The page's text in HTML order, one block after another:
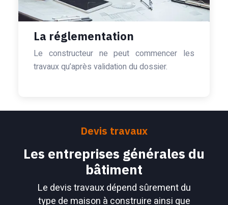
La réglementation
Le constructeur ne peut commencer les
travaux qu’après validation du dossier.
Devis travaux
Les entreprises générales du
bâtiment
Le devis travaux dépend sûrement du
type de maison à construire ainsi que